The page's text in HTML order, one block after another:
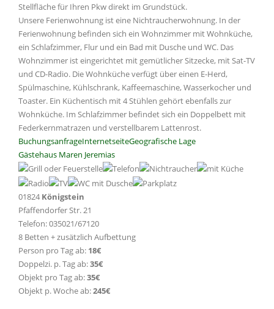
Stellfläche für Ihren Pkw direkt im Grundstück.
Unsere Ferienwohnung ist eine Nichtraucherwohnung. In der
Ferienwohnung befinden sich ein Wohnzimmer mit Wohnküche,
ein Schlafzimmer, Flur und ein Bad mit Dusche und WC. Das
Wohnzimmer ist eingerichtet mit gemütlicher Sitzecke, mit Sat-TV
und CD-Radio. Die Wohnküche verfügt über einen E-Herd,
Spülmaschine, Kühlschrank, Kaffeemaschine, Wasserkocher und
Toaster. Ein Küchentisch mit 4 Stühlen gehört ebenfalls zur
Wohnküche. Im Schlafzimmer befindet sich ein Doppelbett mit
Federkernmatrazen und verstellbarem Lattenrost.
BuchungsanfrageInternetseiteGeografische Lage
Gästehaus Maren Jeremias
01824 Königstein
Pfaffendorfer Str. 21
Telefon: 035021/67120
8 Betten + zusätzlich Aufbettung
Person pro Tag ab: 18€
Doppelzi. p. Tag ab:35€
Objekt pro Tag ab:35€
Objekt p. Woche ab:245€